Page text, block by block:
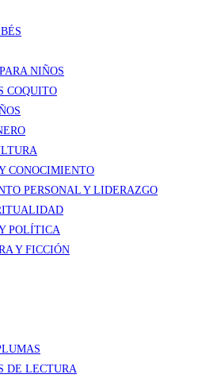
NIÑOS
COQUITO
CONOCIMIENTO
PERSONAL Y LIDERAZGO
POLÍTICA
Y FICCIÓN
DE LECTURA